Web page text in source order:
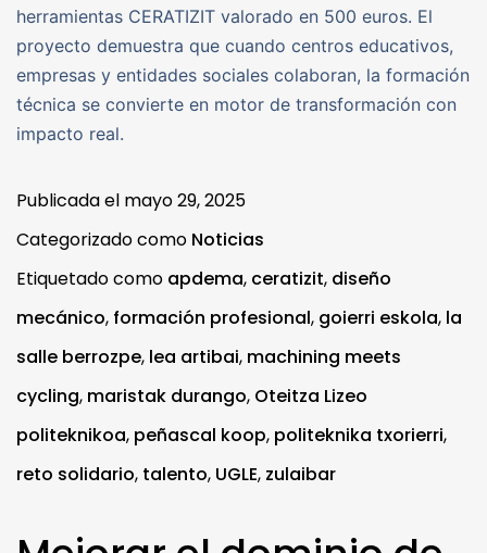
herramientas CERATIZIT valorado en 500 euros. El
proyecto demuestra que cuando centros educativos,
empresas y entidades sociales colaboran, la formación
técnica se convierte en motor de transformación con
impacto real.
Publicada el mayo 29, 2025
Categorizado como Noticias
Etiquetado como apdema, ceratizit, diseño
mecánico, formación profesional, goierri eskola, la
salle berrozpe, lea artibai, machining meets
cycling, maristak durango, Oteitza Lizeo
politeknikoa, peñascal koop, politeknika txorierri,
reto solidario, talento, UGLE, zulaibar